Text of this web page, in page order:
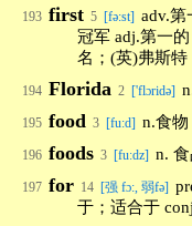
193 first 5 [fə:st] adv.第
冠军 adj.第一
名；(英)弗斯
194 Florida 2 ['flɔridə]
195 food 3 [fu:d] n.食
196 foods 3 [fuːdz] n.
197 for 14 [强 fɔ:, 弱fə]
于；适合于